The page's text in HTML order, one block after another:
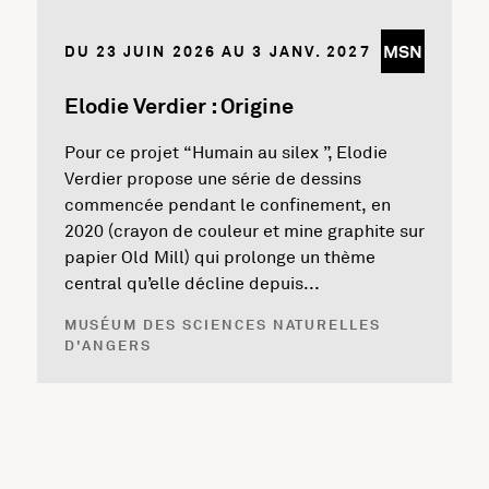
Elodie Verdier : Origine
DU 23 JUIN 2026 AU 3 JANV. 2027 MSN
Pour ce projet “Humain au silex ”, Elodie
Verdier propose une série de dessins
commencée pendant le confinement, en
2020 (crayon de couleur et mine graphite sur
papier Old Mill) qui prolonge un thème
central qu’elle décline depuis...
MUSÉUM DES SCIENCES NATURELLES
D'ANGERS